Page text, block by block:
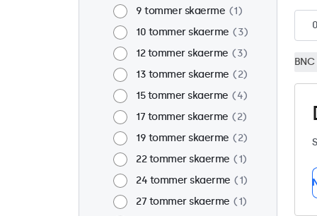
9 tommer skaerme
1
10 tommer skaerme
3
12 tommer skaerme
3
13 tommer skaerme
2
15 tommer skaerme
4
17 tommer skaerme
2
19 tommer skaerme
2
22 tommer skaerme
1
24 tommer skaerme
1
27 tommer skaerme
1
0